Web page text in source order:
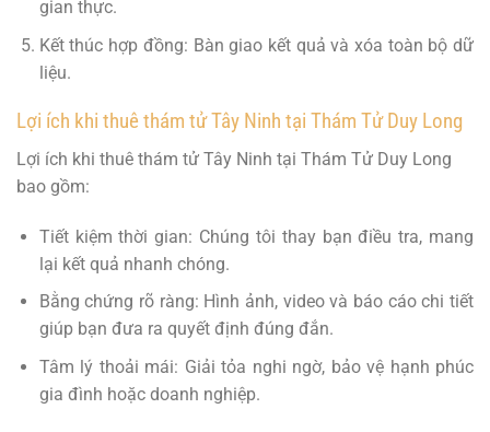
gian thực.
Kết thúc hợp đồng: Bàn giao kết quả và xóa toàn bộ dữ
liệu.
Lợi ích khi thuê thám tử Tây Ninh tại Thám Tử Duy Long
Lợi ích khi thuê thám tử Tây Ninh tại Thám Tử Duy Long
bao gồm:
Tiết kiệm thời gian: Chúng tôi thay bạn điều tra, mang
lại kết quả nhanh chóng.
Bằng chứng rõ ràng: Hình ảnh, video và báo cáo chi tiết
giúp bạn đưa ra quyết định đúng đắn.
Tâm lý thoải mái: Giải tỏa nghi ngờ, bảo vệ hạnh phúc
gia đình hoặc doanh nghiệp.